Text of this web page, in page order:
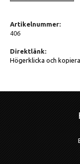
Artikelnummer:
406
Direktlänk:
Högerklicka och